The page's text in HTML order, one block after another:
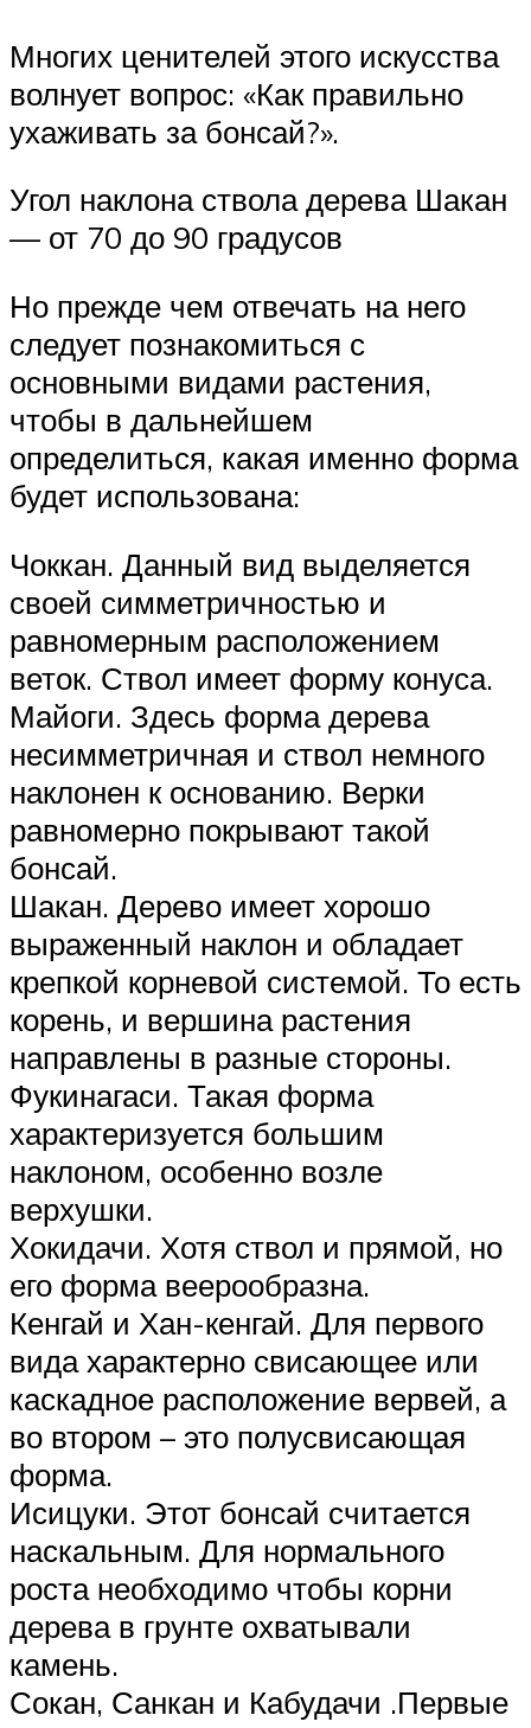
Многих ценителей этого искусства
волнует вопрос: «Как правильно
ухаживать за бонсай?».
Угол наклона ствола дерева Шакан
— от 70 до 90 градусов
Но прежде чем отвечать на него
следует познакомиться с
основными видами растения,
чтобы в дальнейшем
определиться, какая именно форма
будет использована:
Чоккан. Данный вид выделяется
своей симметричностью и
равномерным расположением
веток. Ствол имеет форму конуса.
Майоги. Здесь форма дерева
несимметричная и ствол немного
наклонен к основанию. Верки
равномерно покрывают такой
бонсай.
Шакан. Дерево имеет хорошо
выраженный наклон и обладает
крепкой корневой системой. То есть
корень, и вершина растения
направлены в разные стороны.
Фукинагаси. Такая форма
характеризуется большим
наклоном, особенно возле
верхушки.
Хокидачи. Хотя ствол и прямой, но
его форма веерообразна.
Кенгай и Хан-кенгай. Для первого
вида характерно свисающее или
каскадное расположение вервей, а
во втором – это полусвисающая
форма.
Исицуки. Этот бонсай считается
наскальным. Для нормального
роста необходимо чтобы корни
дерева в грунте охватывали
камень.
Сокан, Санкан и Кабудачи .Первые